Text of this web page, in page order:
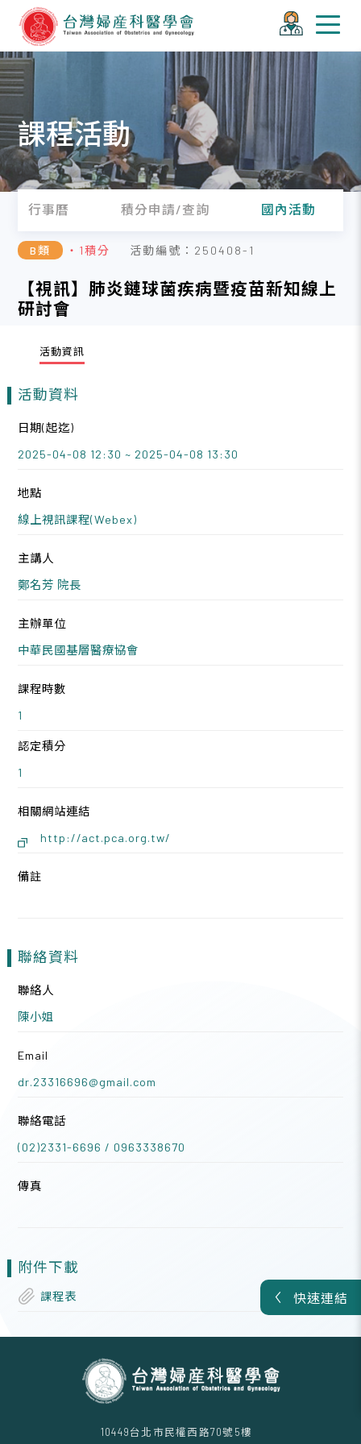
快速連結
課程活動
行事曆 積分申請/查詢 國內活動
B類 ・1積分 活動編號：250408-1
【視訊】肺炎鏈球菌疾病暨疫苗新知線上
研討會
活動資訊
活動資料
日期(起迄)
2025-04-08 12:30 ~ 2025-04-08 13:30
地點
線上視訊課程(Webex)
主講人
鄭名芳 院長
主辦單位
中華民國基層醫療協會
課程時數
1
認定積分
1
相關網站連結
http://act.pca.org.tw/
備註
聯絡資料
聯絡人
陳小姐
Email
dr.23316696@gmail.com
聯絡電話
(02)2331-6696 / 0963338670
傳真
附件下載
課程表
10449台北市民權西路70號5樓